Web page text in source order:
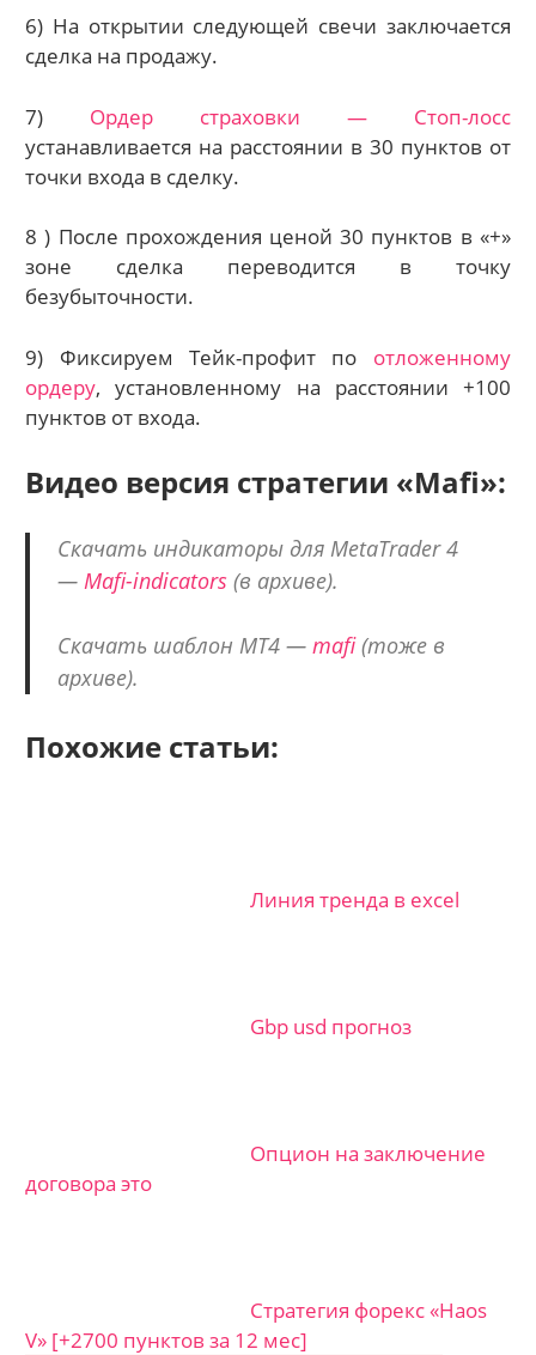
6) На открытии следующей свечи заключается
сделка на продажу.
7) Ордер страховки — Стоп-лосс
устанавливается на расстоянии в 30 пунктов от
точки входа в сделку.
8 ) После прохождения ценой 30 пунктов в «+»
зоне сделка переводится в точку
безубыточности.
9) Фиксируем Тейк-профит по отложенному
ордеру, установленному на расстоянии +100
пунктов от входа.
Видео версия стратегии «Mafi»:
Скачать индикаторы для MetaTrader 4
— Mafi-indicators(в архиве).
Скачать шаблон МТ4 — mafi(тоже в
архиве).
Похожие статьи:
Линия тренда в excel
Gbp usd прогноз
Опцион на заключение
договора это
Стратегия форекс «Haos
V» [+2700 пунктов за 12 мес]